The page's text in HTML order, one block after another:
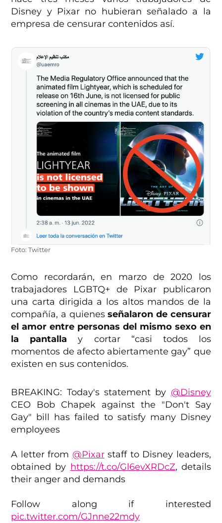
Disney y Pixar no hubieran señalado a la
empresa de censurar contenidos así.
Foto: Twitter
Como recordarán, en marzo de 2020 los
trabajadores LGBTQ+ de Pixar publicaron
una carta dirigida a los altos mandos de la
compañía, a quienesseñalaron de censurar
el amor entre personas del mismo sexo en
la pantalla y cortar “casi todos los
momentos de afecto abiertamente gay” que
existen en sus contenidos.
BREAKING: Today's statement by @Disney
CEO Bob Chapek against the "Don't Say
Gay" bill has failed to satisfy many Disney
employees
A letter from @Pixarstaff to Disney leaders,
obtained by https://t.co/Gl6evXRDcZ, details
their anger and demands
Follow along if interested
pic.twitter.com/GJnne22mdy